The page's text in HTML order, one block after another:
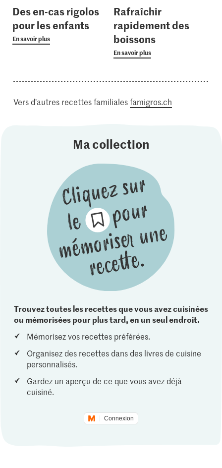
Des en-cas rigolos
pour les enfants
En savoir plus
Rafraîchir
rapidement des
boissons
En savoir plus
Vers d’autres recettes familialesfamigros.ch
Ma collection
Trouvez toutes les recettes que vous avez cuisinées
ou mémorisées pour plus tard, en un seul endroit.
Mémorisez vos recettes préférées.
Organisez des recettes dans des livres de cuisine
personnalisés.
Gardez un aperçu de ce que vous avez déjà
cuisiné.
Connexion